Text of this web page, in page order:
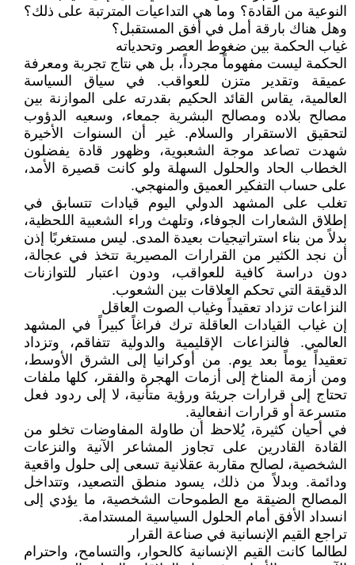
النوعية من القادة؟ وما هي التداعيات المترتبة على ذلك؟
وهل هناك بارقة أمل في أفق المستقبل؟
غياب الحكمة بين ضغوط العصر وتحدياته
الحكمة ليست مفهوماً مجرداً، بل هي نتاج تجربة ومعرفة
عميقة وتقدير متزن للعواقب. في سياق السياسة
العالمية، يقاس القائد الحكيم بقدرته على الموازنة بين
مصالح بلاده ومصالح البشرية جمعاء، وسعيه الدؤوب
لتحقيق الاستقرار والسلام. غير أن السنوات الأخيرة
شهدت تصاعد موجة الشعبوية، وظهور قادة يفضلون
الخطاب الحاد والحلول السهلة ولو كانت قصيرة الأمد،
على حساب التفكير العميق والمنهجي.
تغلب على المشهد الدولي اليوم قيادات تتسابق في
إطلاق الشعارات الجوفاء، وتلهث وراء الشعبية اللحظية،
بدلاً من بناء استراتيجيات بعيدة المدى. ليس مستغربًا إذن
أن نجد الكثير من القرارات المصيرية تتخذ في عجالة،
دون دراسة كافية للعواقب، ودون اعتبار للتوازنات
الدقيقة التي تحكم العلاقات بين الشعوب.
النزاعات تزداد تعقيداً وغياب الصوت العاقل
إن غياب القيادات العاقلة ترك فراغاً كبيراً في المشهد
العالمي. فالنزاعات الإقليمية والدولية تتفاقم، وتزداد
تعقيداً يوماً بعد يوم. من أوكرانيا إلى الشرق الأوسط،
ومن أزمة المناخ إلى أزمات الهجرة والفقر، كلها ملفات
تحتاج إلى قرارات جريئة ورؤية متأنية، لا إلى ردود فعل
متسرعة أو قرارات انفعالية.
في أحيان كثيرة، يُلاحظ أن طاولة المفاوضات تخلو من
القادة القادرين على تجاوز المشاعر الآنية والنزعات
الشخصية، لصالح مقاربة عقلانية تسعى إلى حلول واقعية
ودائمة. وبدلاً من ذلك، يسود منطق التصعيد، وتتداخل
المصالح الضيقة مع الطموحات الشخصية، ما يؤدي إلى
انسداد الأفق أمام الحلول السياسية المستدامة.
تراجع القيم الإنسانية في صناعة القرار
لطالما كانت القيم الإنسانية كالحوار، والتسامح، واحترام